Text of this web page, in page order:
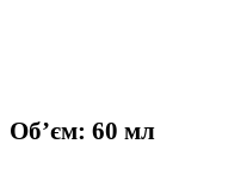
Об’єм: 60 мл